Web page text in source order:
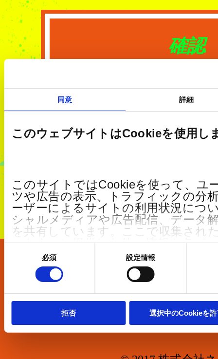
同意 詳細
このウェブサイトはCookieを使用し
このサイトではCookieを使って、ユ
ツや広告の表示、トラフィックの分
ーザーによるサイトの利用状況につ
シャルメディアや広告配信、データ
を共有しています。ここで収集され
ートナーに提供した他の情報や各パ
した際に収集された情報と組み合わ
て使用されることがあります。
クッキーポリシーは
こちら
We work with 5 third partieswho
information.
同
必須 設定情報
拒否 選択中のCookieを
確認
お問合せ